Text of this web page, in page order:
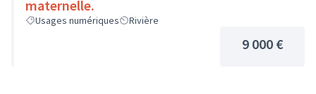
maternelle.
Usages numériques Rivière
9 000 €